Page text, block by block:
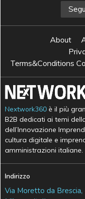
About
Terms&Conditions
Nextwork360 è il più
B2B dedicati ai temi
dell’Innovazione
cultura digitale e
amministrazioni italiane.
Indirizzo
Via Moretto da Brescia,